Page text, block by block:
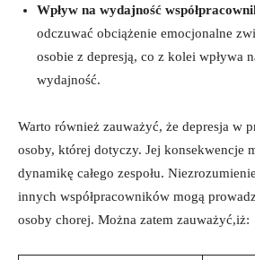
Wpływ na ⁤wydajność
⁢odczuwać obciążenie⁢ emocjonalne
⁣osobie z depresją, co z kolei ⁤wpływa
wydajność.
Warto również zauważyć, że depresja w
osoby, której⁤ dotyczy. Jej konsekwencje
dynamikę całego⁢ zespołu.
innych współpracowników ⁤mogą
osoby ⁢chorej. ⁢Można zatem zauważyć,iż: